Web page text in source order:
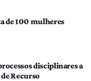
de 100 mulheres
disciplinares a
Recurso